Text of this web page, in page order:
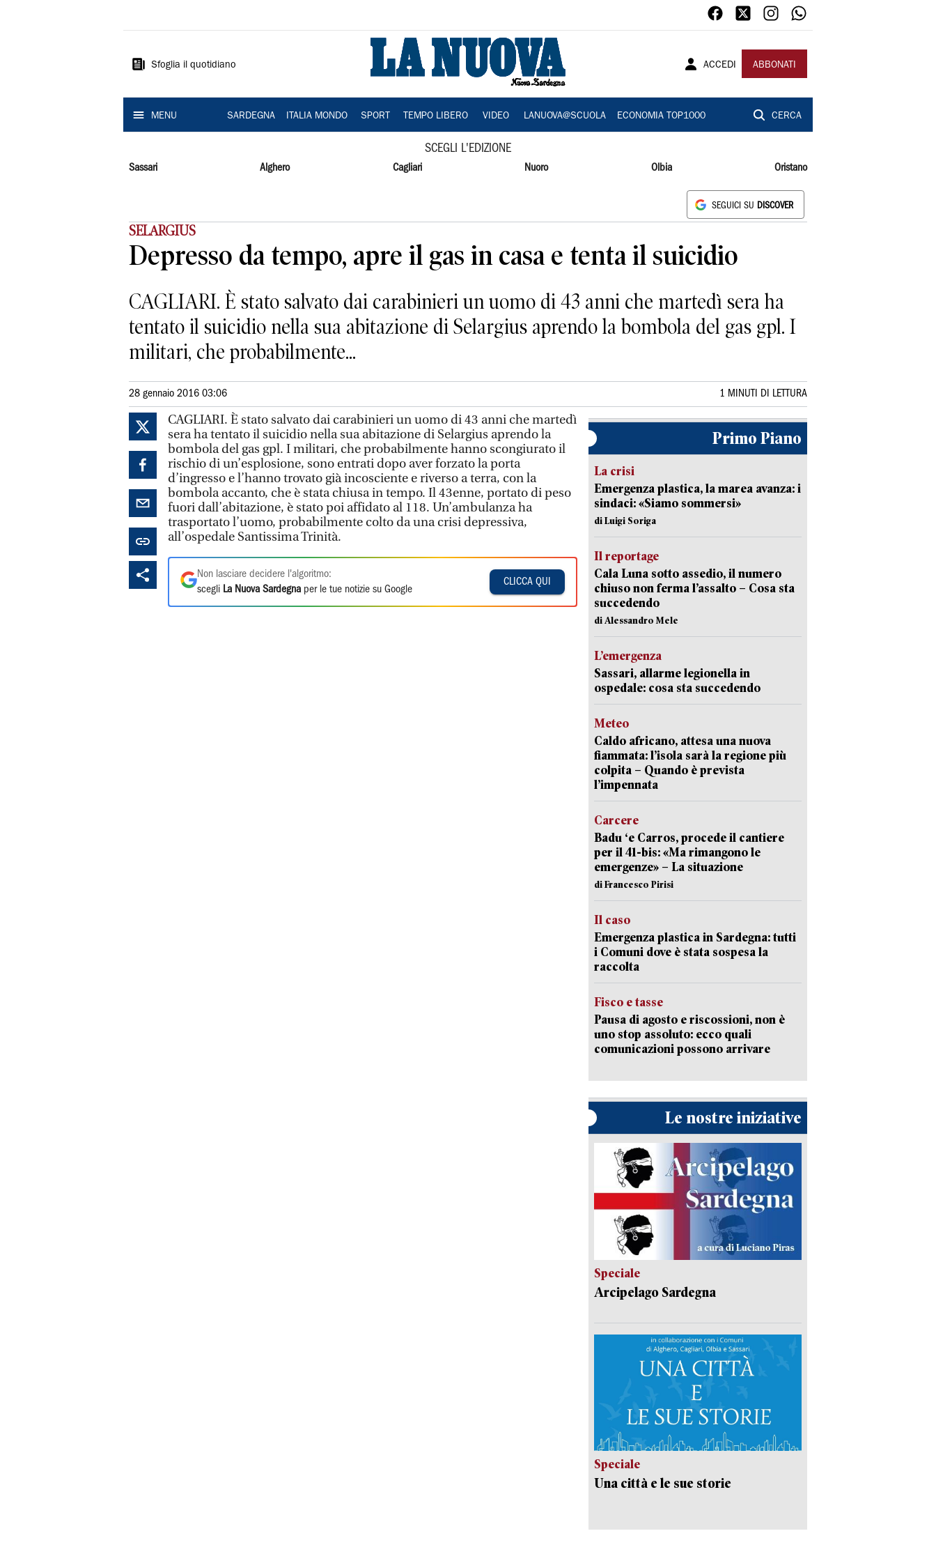
Sardegna
Sfoglia il quotidiano ACCEDI ABBONATI
MENU SARDEGNA ITALIA MONDO SPORT TEMPO LIBERO VIDEO LANUOVA@SCUOLA ECONOMIA TOP1000 CERCA
SCEGLI L'EDIZIONE
Sassari Alghero Cagliari Nuoro Olbia Oristano
SEGUICI SU DISCOVER
SELARGIUS
Depresso da tempo, apre il gas in casa e tenta il suicidio
CAGLIARI. È stato salvato dai carabinieri un uomo di 43 anni che martedì sera ha
tentato il suicidio nella sua abitazione di Selargius aprendo la bombola del gas gpl. I
militari, che probabilmente...
28 gennaio 2016 03:06 1 MINUTI DI LETTURA
CAGLIARI. È stato salvato dai carabinieri un uomo di 43 anni che martedì
sera ha tentato il suicidio nella sua abitazione di Selargius aprendo la
bombola del gas gpl. I militari, che probabilmente hanno scongiurato il
rischio di un’esplosione, sono entrati dopo aver forzato la porta
d’ingresso e l’hanno trovato già incosciente e riverso a terra, con la
bombola accanto, che è stata chiusa in tempo. Il 43enne, portato di peso
fuori dall’abitazione, è stato poi affidato al 118. Un’ambulanza ha
trasportato l’uomo, probabilmente colto da una crisi depressiva,
all’ospedale Santissima Trinità.
Non lasciare decidere l'algoritmo:
scegli La Nuova Sardegna per le tue notizie su Google
CLICCA QUI
Primo Piano
La crisi
Emergenza plastica, la marea avanza: i
sindaci: «Siamo sommersi»
di Luigi Soriga
Il reportage
Cala Luna sotto assedio, il numero
chiuso non ferma l’assalto – Cosa sta
succedendo
di Alessandro Mele
L’emergenza
Sassari, allarme legionella in
ospedale: cosa sta succedendo
Meteo
Caldo africano, attesa una nuova
fiammata: l’isola sarà la regione più
colpita – Quando è prevista
l’impennata
Carcere
Badu ‘e Carros, procede il cantiere
per il 41-bis: «Ma rimangono le
emergenze» – La situazione
di Francesco Pirisi
Il caso
Emergenza plastica in Sardegna: tutti
i Comuni dove è stata sospesa la
raccolta
Fisco e tasse
Pausa di agosto e riscossioni, non è
uno stop assoluto: ecco quali
comunicazioni possono arrivare
Le nostre iniziative
Speciale
Arcipelago Sardegna
Speciale
Una città e le sue storie